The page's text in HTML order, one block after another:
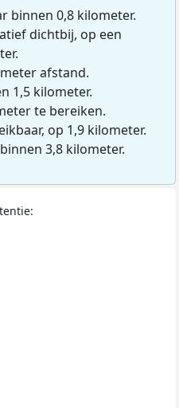
binnen 0,8 kilometer.
dichtbij, op een
afstand.
1,5 kilometer.
te bereiken.
op 1,9 kilometer.
3,8 kilometer.